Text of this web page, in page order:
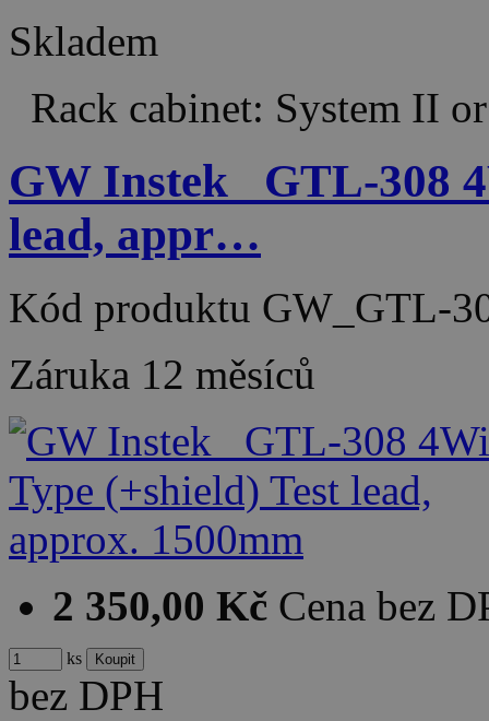
Skladem
Rack cabinet: System II
GW Instek_ GTL-308
lead, appr…
Kód produktu GW_GTL-
Záruka 12 měsíců
2 350,00 Kč Cena bez
ks
bez DPH